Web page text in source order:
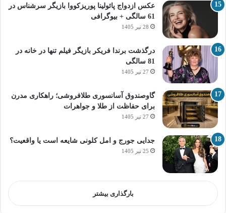
عکس ازدواج پائولینا پوریزکووا بازیگر سرشناس در
61 سالگی + بیوگرافی
28 تیر 1405
درگذشت برندا فریکر بازیگر فیلم تنها در خانه در
81 سالگی
27 تیر 1405
گاوصندوق آسانسوری طلافروشی؛ راهکاری مدرن
برای حفاظت از طلا و جواهرات
27 تیر 1405
جدایی جورج و امل کلونی شایعه است یا واقعیت؟
25 تیر 1405
بارگذاری بیشتر